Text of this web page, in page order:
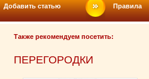
Добавить статью Правила
Также рекомендуем посетить:
ПЕРЕГОРОДКИ